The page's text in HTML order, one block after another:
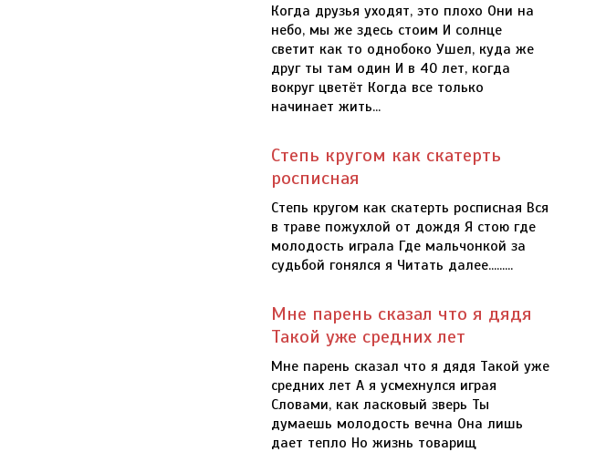
Когда друзья уходят, это плохо Они на
небо, мы же здесь стоим И солнце
светит как то однобоко Ушел, куда же
друг ты там один И в 40 лет, когда
вокруг цветёт Когда все только
начинает жить...
Степь кругом как скатерть
росписная
Степь кругом как скатерть росписная Вся
в траве пожухлой от дождя Я стою где
молодость играла Где мальчонкой за
судьбой гонялся я Читать далее.........
Мне парень сказал что я дядя
Такой уже средних лет
Мне парень сказал что я дядя Такой уже
средних лет А я усмехнулся играя
Словами, как ласковый зверь Ты
думаешь молодость вечна Она лишь
дает тепло Но жизнь товарищ